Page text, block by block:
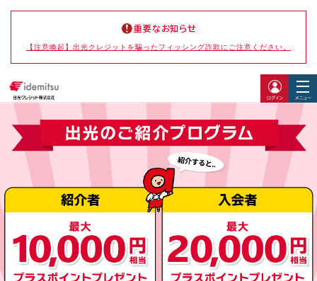
重要なお知らせ
【注意喚起】出光クレジットを騙ったフィッシング詐欺にご注意ください。
ログイ